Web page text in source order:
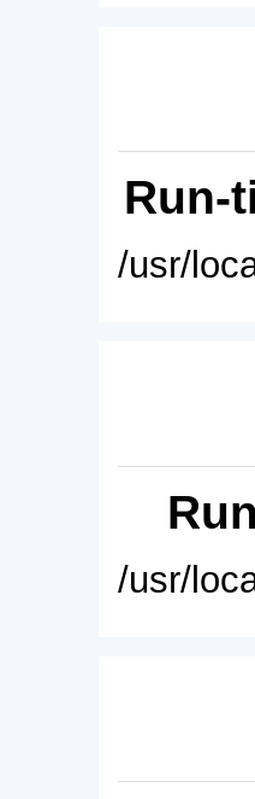
Run-
/usr/
/usr/